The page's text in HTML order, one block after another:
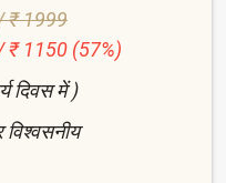
₹ 1999
1150 (57%)
दिवस में )
विश्वसनीय